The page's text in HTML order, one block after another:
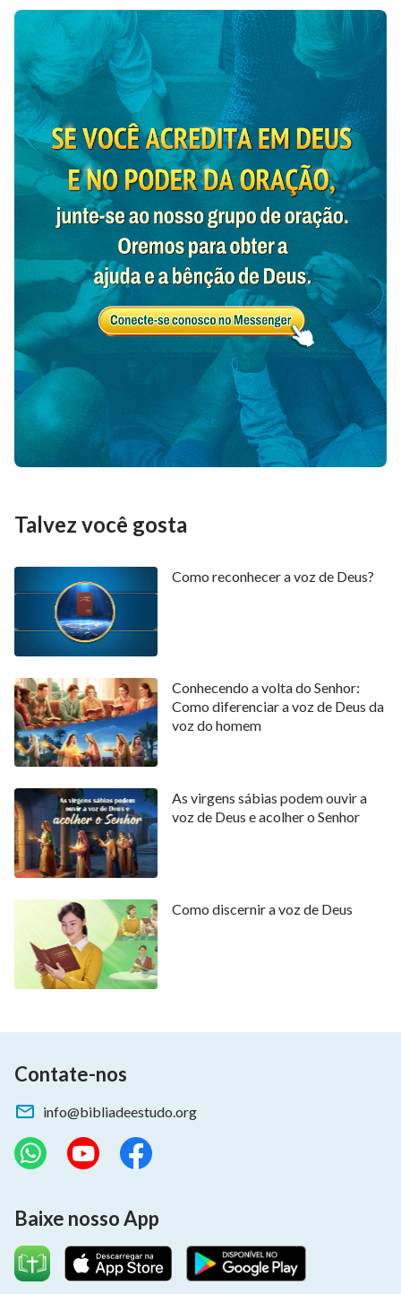
Talvez você gosta
Como reconhecer a voz de Deus?
Conhecendo a volta do Senhor:
Como diferenciar a voz de Deus da
voz do homem
As virgens sábias podem ouvir a
voz de Deus e acolher o Senhor
Como discernir a voz de Deus
Contate-nos
info@bibliadeestudo.org
Baixe nosso App